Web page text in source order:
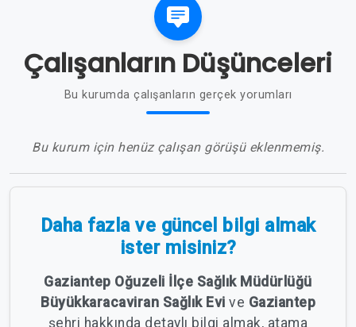
Çalışanların Düşünceleri
Bu kurumda çalışanların gerçek yorumları
Bu kurum için henüz çalışan görüşü eklenmemiş.
Daha fazla ve güncel bilgi almak
ister misiniz?
Gaziantep Oğuzeli İlçe Sağlık Müdürlüğü
Büyükkaracaviran Sağlık Evi ve Gaziantep
şehri hakkında detaylı bilgi almak, atama